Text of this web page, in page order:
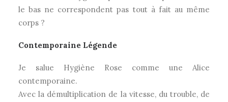
le bas ne correspondent pas tout à fait au même
corps ?
Contemporaine Légende
Je salue Hygiène Rose comme une Alice
contemporaine.
Avec la démultiplication de la vitesse, du trouble, de